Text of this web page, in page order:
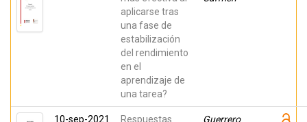
aplicarse tras
una fase de
estabilización
del rendimiento
en el
aprendizaje de
una tarea?
10-sep-2021
Respuestas
Guerrero